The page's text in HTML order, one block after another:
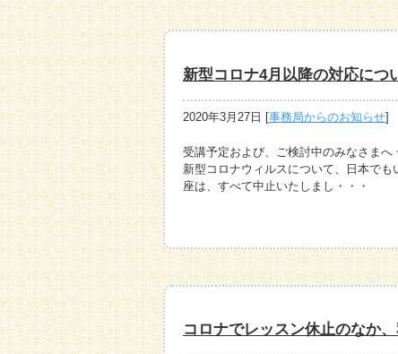
新型コロナ4月以降の対応につ
2020年3月27日 [事務局からのお知らせ]
受講予定および、ご検討中のみなさま
新型コロナウィルスについて、日本で
座は、すべて中止いたしまし・・・
コロナでレッスン休止のなか